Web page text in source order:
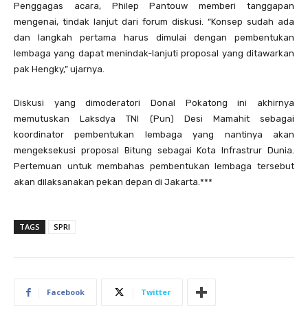
Penggagas acara, Philep Pantouw memberi tanggapan
mengenai, tindak lanjut dari forum diskusi. “Konsep sudah ada
dan langkah pertama harus dimulai dengan pembentukan
lembaga yang dapat menindak-lanjuti proposal yang ditawarkan
pak Hengky,” ujarnya.
Diskusi yang dimoderatori Donal Pokatong ini akhirnya
memutuskan Laksdya TNI (Pun) Desi Mamahit sebagai
koordinator pembentukan lembaga yang nantinya akan
mengeksekusi proposal Bitung sebagai Kota Infrastrur Dunia.
Pertemuan untuk membahas pembentukan lembaga tersebut
akan dilaksanakan pekan depan di Jakarta.***
TAGS SPRI
Facebook Twitter